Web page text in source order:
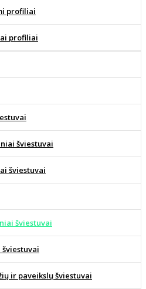
profiliai
profiliai
šviestuvai
šviestuvai
šviestuvai
ir paveikslų šviestuvai